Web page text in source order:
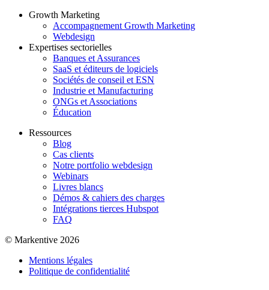
Growth Marketing
Accompagnement Growth Marketing
Webdesign
Expertises sectorielles
Banques et Assurances
SaaS et éditeurs de logiciels
Sociétés de conseil et ESN
Industrie et Manufacturing
ONGs et Associations
Éducation
Ressources
Blog
Cas clients
Notre portfolio webdesign
Webinars
Livres blancs
Démos & cahiers des charges
Intégrations tierces Hubspot
FAQ
© Markentive 2026
Mentions légales
Politique de confidentialité